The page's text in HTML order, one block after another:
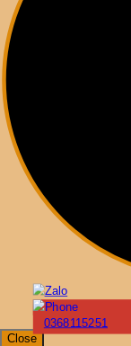
0368115251
Close